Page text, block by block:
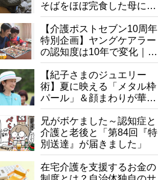
そばをほぼ完食した母に息
子が血の気が引いた理由
【介護ポストセブン10周年
特別企画】ヤングケアラー
の認知度は10年で変化｜流
行語大賞にノミネート、法
律にも明記されたが果たし
て現在は？
【紀子さまのジュエリー
術】夏に映える「メタル枠
パール」＆顔まわりが華や
ぐ「揺れる一粒」の使い分
け方
兄がボケました～認知症と
介護と老後と「第84回『特
別送達』が届きました」
在宅介護を支援するお金の